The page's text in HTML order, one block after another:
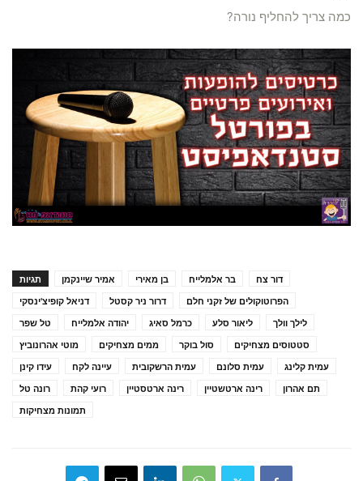
כמה צריך להחליף נורה?
תגיות אמיר שיינקמן בן מאירי בר אלמלייח
דור צח
דניאל קופיצ'ינסקי
דרור ניר קסטל
הפרוטוקולים של זקני חלם
טל שפר
יהודה אלמלייח כרמל סאיג ליאור סלע
לילך וולך
מוטי אהרונוביץ
ממים מצחיקים סול בוקר
סטטוסים מצחיקים
עידו קינן
עיינה לקח עמית הרשקובית עמית סלונם
עמית קלינג
רונה טל
רועי קהת רינה ארטסטיין רינה ארטשטיין
תם אהרון
תמונות מצחיקות